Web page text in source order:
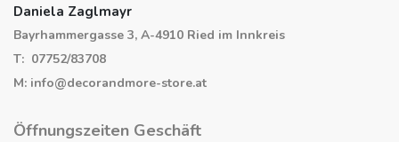
Daniela Zaglmayr
Bayrhammergasse 3, A-4910 Ried im Innkreis
T: 07752/83708
M: info@decorandmore-store.at
Öffnungszeiten Geschäft